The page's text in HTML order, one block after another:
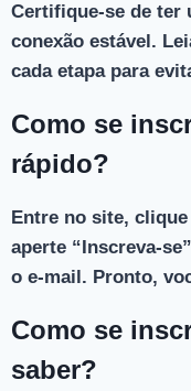
Certifique-se de ter
conexão estável.
cada etapa para
Como se
rápido?
Entre no site,
aperte “Inscreva-
o e-mail. Pronto,
Como se
saber?